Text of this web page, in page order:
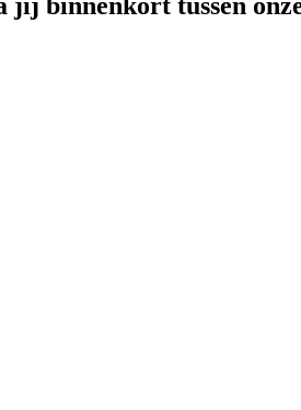
jij binnenkort tussen